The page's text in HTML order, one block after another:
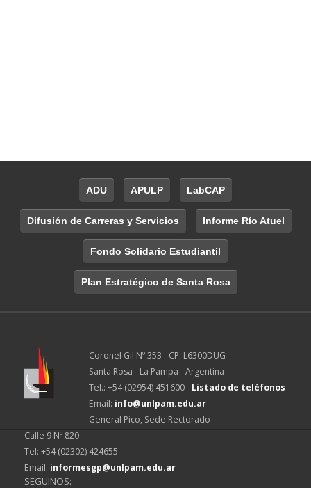
ADU APULP LabCAP
Difusión de Carreras y Servicios Informe Río Atuel
Fondo Solidario Estudiantil
Plan Estratégico de Santa Rosa
Coronel Gil Nº 353 - CP: L6300DUG
Santa Rosa - La Pampa - Argentina
Tel.: +54 (02954) 451600 - Listado de teléfonos
Email: info@unlpam.edu.ar
General Pico, Sede Rectorado
Calle 9 Nº 820
Tel: +54 (02302) 424655
Email: informesgp@unlpam.edu.ar
SEGUINOS: